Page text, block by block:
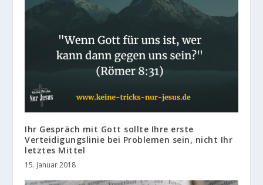
Ihr Gespräch mit Gott sollte Ihre erste
Verteidigungslinie bei Problemen sein, nicht Ihr
letztes Mittel
15. Januar 2018